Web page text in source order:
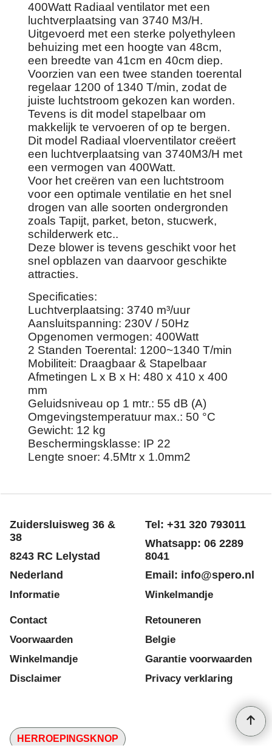
400Watt Radiaal ventilator met een
luchtverplaatsing van 3740 M3/H.
Uitgevoerd met een sterke polyethyleen
behuizing met een hoogte van 48cm,
een breedte van 41cm en 40cm diep.
Voorzien van een twee standen toerental
regelaar 1200 of 1340 T/min, zodat de
juiste luchtstroom gekozen kan worden.
Tevens is dit model stapelbaar om
makkelijk te vervoeren of op te bergen.
Dit model Radiaal vloerventilator creëert
een luchtverplaatsing van 3740M3/H met
een vermogen van 400Watt.
Voor het creëren van een luchtstroom
voor een optimale ventilatie en het snel
drogen van alle soorten ondergronden
zoals Tapijt, parket, beton, stucwerk,
schilderwerk etc..
Deze blower is tevens geschikt voor het
snel opblazen van daarvoor geschikte
attracties.
Specificaties:
Luchtverplaatsing: 3740 m³/uur
Aansluitspanning: 230V / 50Hz
Opgenomen vermogen: 400Watt
2 Standen Toerental: 1200~1340 T/min
Mobiliteit: Draagbaar & Stapelbaar
Afmetingen L x B x H: 480 x 410 x 400
mm
Geluidsniveau op 1 mtr.: 55 dB (A)
Omgevingstemperatuur max.: 50 °C
Gewicht: 12 kg
Beschermingsklasse: IP 22
Lengte snoer: 4.5Mtr x 1.0mm2
Zuidersluisweg 36 &
38
8243 RC Lelystad
Nederland
Informatie
Tel: +31 320 793011
Whatsapp: 06 2289
8041
Email: info@spero.nl
Winkelmandje
Contact
Voorwaarden
Winkelmandje
Disclaimer
Retouneren
Belgie
Garantie voorwaarden
Privacy verklaring
HERROEPINGSKNOP